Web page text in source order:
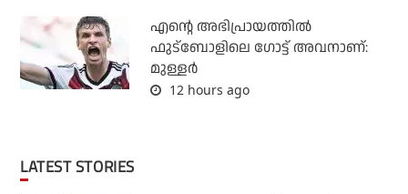
എന്റെ അഭിപ്രായത്തില്‍
ഫുട്‌ബോളിലെ ഗോട്ട് അവനാണ്:
മുള്ളര്‍
12 hours ago
LATEST STORIES